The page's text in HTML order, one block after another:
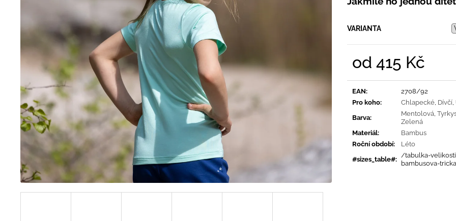
VARIANTA
od 415 Kč
EAN:
2708/92
Pro koho: Chlapecké Dívčí
Barva:
Mentolová
Zelená
Materiál:
Bambus
Roční období:
Léto
#sizes_table#:
/tabulka-
bambusova-
395 Kč
395 Kč